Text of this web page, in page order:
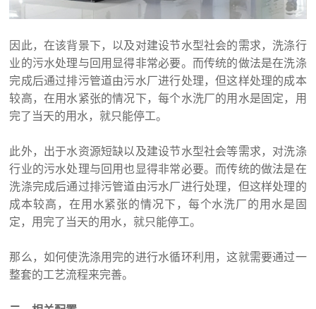
因此，在该背景下，以及对建设节水型社会的需求，洗涤行
业的污水处理与回用显得非常必要。而传统的做法是在洗涤
完成后通过排污管道由污水厂进行处理，但这样处理的成本
较高，在用水紧张的情况下，每个水洗厂的用水是固定，用
完了当天的用水，就只能停工。
此外，出于水资源短缺以及建设节水型社会等需求，对洗涤
行业的污水处理与回用也显得非常必要。而传统的做法是在
洗涤完成后通过排污管道由污水厂进行处理，但这样处理的
成本较高，在用水紧张的情况下，每个水洗厂的用水是固
定，用完了当天的用水，就只能停工。
那么，如何使洗涤用完的进行水循环利用，这就需要通过一
整套的工艺流程来完善。